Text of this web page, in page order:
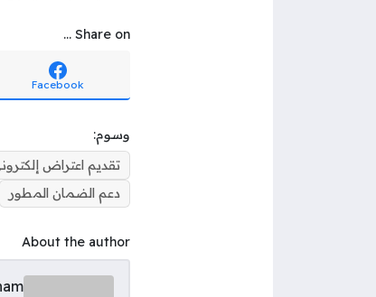
Share on ...
Facebook
وسوم:
تقديم اعتراض
دعم الضمان المطور
About the author